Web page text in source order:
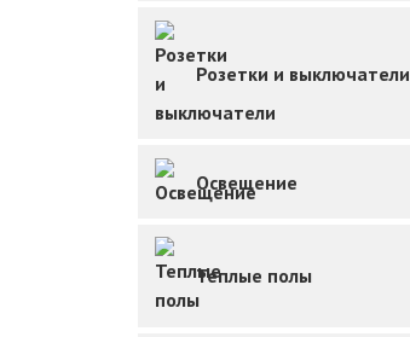
Розетки и выключатели
Освещение
Теплые полы